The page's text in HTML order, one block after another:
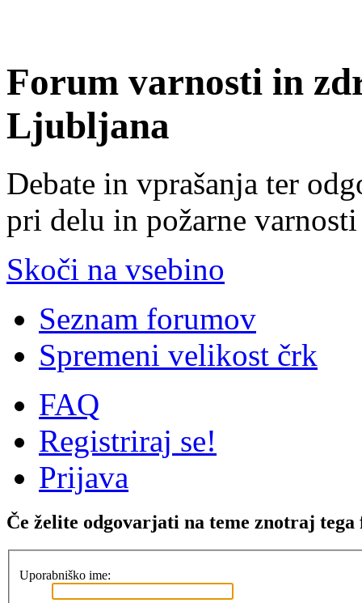
Forum varnosti in
Ljubljana
Debate in vprašanja ter
pri delu in požarne varnosti
Skoči na vsebino
Seznam forumov
Spremeni velikost črk
FAQ
Registriraj se!
Prijava
Če želite odgovarjati na teme znotraj
Uporabniško ime: